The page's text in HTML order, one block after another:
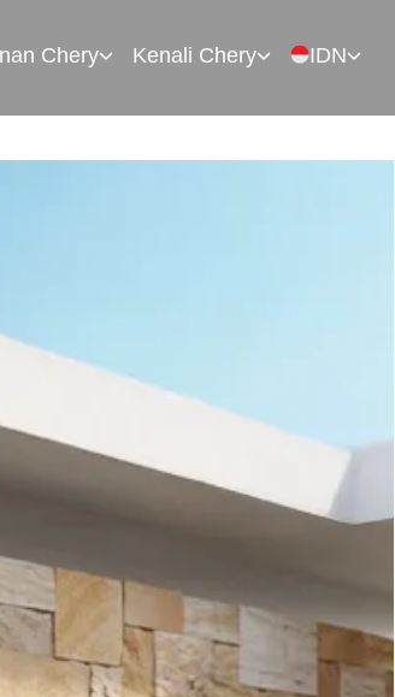
Chery Kenali Chery IDN